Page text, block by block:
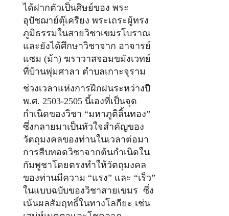
ได้ฝากตัวเป็นศิษย์ของ พระ
อุปัชฌาย์ตุ๊เครียง พระเถระผู้ทรง
ภูมิธรรมในสายวิชาเขมรโบราณ
และยังได้ศึกษาวิชาจาก อาจารย์
แซม (ม้า) ฆราวาสจอมขมังเวทย์
ที่บ้านพุ่มศาลา ตำบลเกาะจุราม
ช่วงเวลาแห่งการฝึกฝนระหว่างปี
พ.ศ. 2503-2505 นี้เองที่เป็นจุด
กำเนิดของวิชา “มหาภูติลิ้นทอง”
ซึ่งกลายมาเป็นหัวใจสำคัญของ
วัตถุมงคลของท่านในเวลาต่อมา
การสืบทอดวิชาจากต้นกำเนิดใน
กัมพูชาโดยตรงทำให้วัตถุมงคล
ของท่านมีความ “แรง” และ “เร็ว”
ในแบบฉบับของวิชาสายเขมร ซึ่ง
เน้นผลสัมฤทธิ์ในทางโลกียะ เช่น